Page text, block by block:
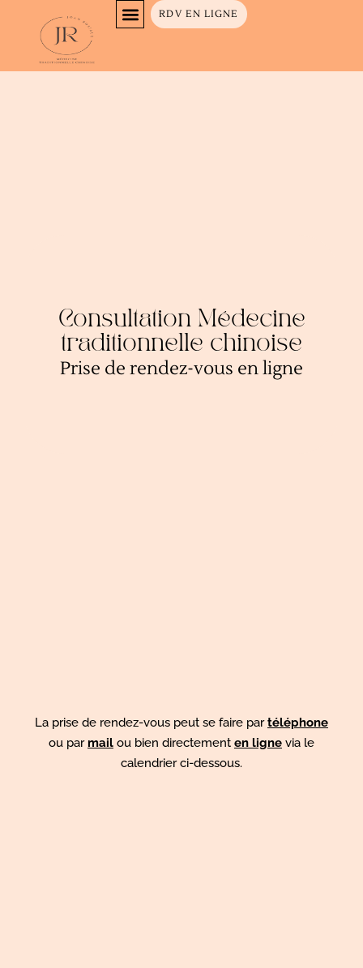
RDV EN LIGNE
Rendez-vous en ligne
Consultation Médecine
traditionnelle chinoise
Prise de rendez-vous en ligne
La prise de rendez-vous peut se faire partéléphone
ou parmail ou bien directement en ligne via le
calendrier ci-dessous.